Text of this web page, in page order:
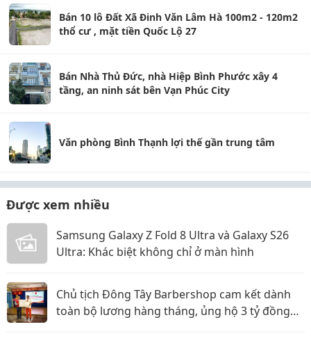
Bán 10 lô Đất Xã Đinh Văn Lâm Hà 100m2 - 120m2
thổ cư , mặt tiền Quốc Lộ 27
Bán Nhà Thủ Đức, nhà Hiệp Bình Phước xây 4
tầng, an ninh sát bên Vạn Phúc City
Văn phòng Bình Thạnh lợi thế gần trung tâm
Được xem nhiều
Samsung Galaxy Z Fold 8 Ultra và Galaxy S26
Ultra: Khác biệt không chỉ ở màn hình
Chủ tịch Đông Tây Barbershop cam kết dành
toàn bộ lương hàng tháng, ủng hộ 3 tỷ đồng